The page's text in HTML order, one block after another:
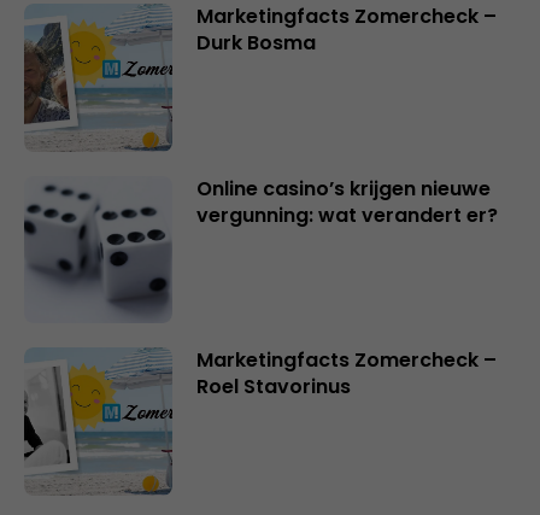
Marketingfacts Zomercheck –
Durk Bosma
Online casino’s krijgen nieuwe
vergunning: wat verandert er?
Marketingfacts Zomercheck –
Roel Stavorinus